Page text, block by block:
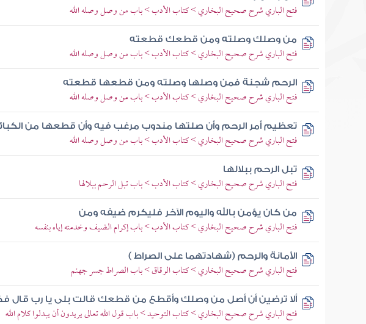
فتح الباري شرح صحيح البخاري > كتاب الأدب > باب من وصل وصله الله
من وصلك وصلته ومن قطعك قطعته
فتح الباري شرح صحيح البخاري > كتاب الأدب > باب من وصل وصله الله
الرحم شجنة فمن وصلها وصلته ومن قطعها قطعته
فتح الباري شرح صحيح البخاري > كتاب الأدب > باب من وصل وصله الله
تعظيم أمر الرحم وأن صلتها مندوب مرغب فيه وأن قطعها من
فتح الباري شرح صحيح البخاري > كتاب الأدب > باب من وصل وصله الله
تبل الرحم ببلالها
فتح الباري شرح صحيح البخاري > كتاب الأدب > باب تبل الرحم ببلالها
من كان يؤمن بالله واليوم الآخر فليكرم ضيفه ومن
فتح الباري شرح صحيح البخاري > كتاب الأدب > باب إكرام الضيف وخدمته إياه بنفسه
الأمانة والرحم (شهادتهما على الصراط )
فتح الباري شرح صحيح البخاري > كتاب الرقاق > باب الصراط جسر جهنم
ألا ترضين أن أصل من وصلك وأقطع من قطعك قالت بلى يا رب قال
فتح الباري شرح صحيح البخاري > كتاب التوحيد > باب قول الله تعالى يريدون أن يبدلوا كلام الله